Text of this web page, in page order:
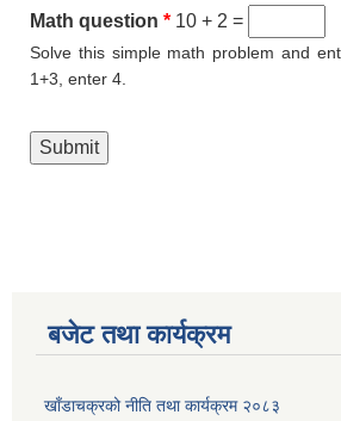
Math question * 10 + 2 =
Solve this simple math problem and
1+3, enter 4.
बजेट तथा कार्यक्रम
खाँडाचक्रको नीति तथा कार्यक्रम २०८३